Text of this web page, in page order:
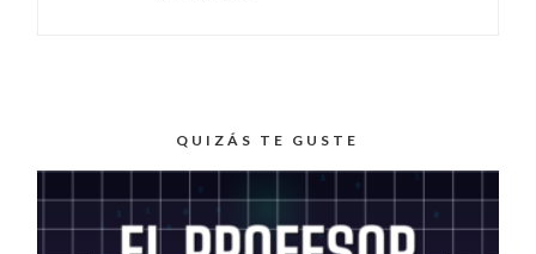
QUIZÁS TE GUSTE